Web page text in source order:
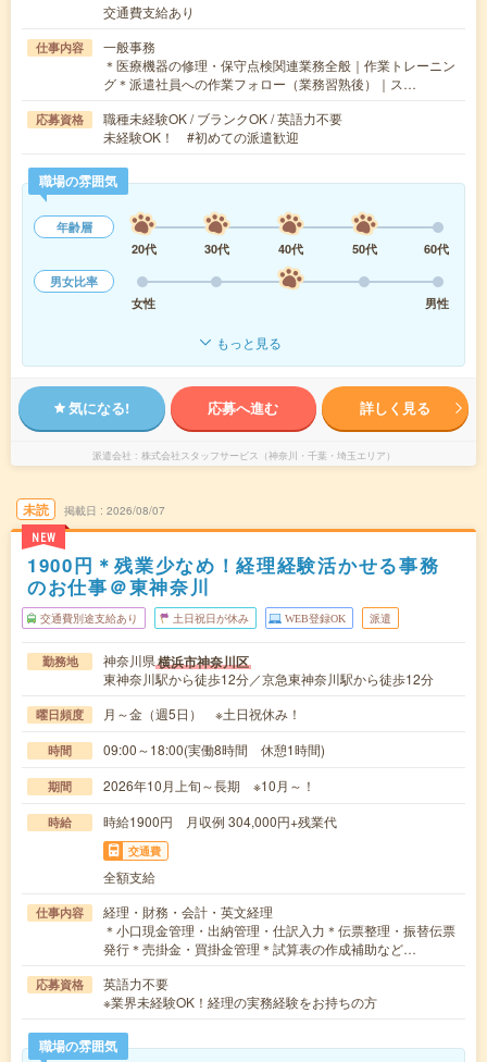
交通費支給あり
仕事内容
一般事務
＊医療機器の修理・保守点検関連業務全般｜作業トレーニン
グ＊派遣社員への作業フォロー（業務習熟後）｜ス…
応募資格
職種未経験OK / ブランクOK / 英語力不要
未経験OK！ #初めての派遣歓迎
職場の雰囲気
年齢層
20代
30代 40代 50代
60代
男女比率
女性
男性
もっと見る
気になる! 応募へ進む 詳しく見る
派遣会社 株式会社スタッフサービス（神奈川・千葉・埼玉エリア）
未読
NEW
掲載日 2026/08/07
1900円＊残業少なめ！経理経験活かせる事務
のお仕事＠東神奈川
交通費別途支給あり 土日祝日が休み WEB登録OK 派遣
勤務地 神奈川県横浜市神奈川区
東神奈川駅から徒歩12分／京急東神奈川駅から徒歩12分
曜日頻度 月～金（週5日） ※土日祝休み！
時間 09:00～18:00(実働8時間 休憩1時間)
期間 2026年10月上旬～長期 ※10月～！
時給 時給1900円 月収例 304,000円+残業代
交通費
全額支給
仕事内容
経理・財務・会計・英文経理
＊小口現金管理・出納管理・仕訳入力＊伝票整理・振替伝票
発行＊売掛金・買掛金管理＊試算表の作成補助など…
応募資格
英語力不要
※業界未経験OK！経理の実務経験をお持ちの方
職場の雰囲気